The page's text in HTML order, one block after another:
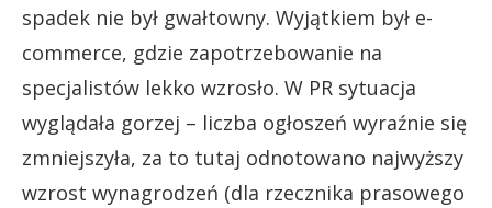
spadek nie był gwałtowny. Wyjątkiem był e-
commerce, gdzie zapotrzebowanie na
specjalistów lekko wzrosło. W PR sytuacja
wyglądała gorzej – liczba ogłoszeń wyraźnie się
zmniejszyła, za to tutaj odnotowano najwyższy
wzrost wynagrodzeń (dla rzecznika prasowego